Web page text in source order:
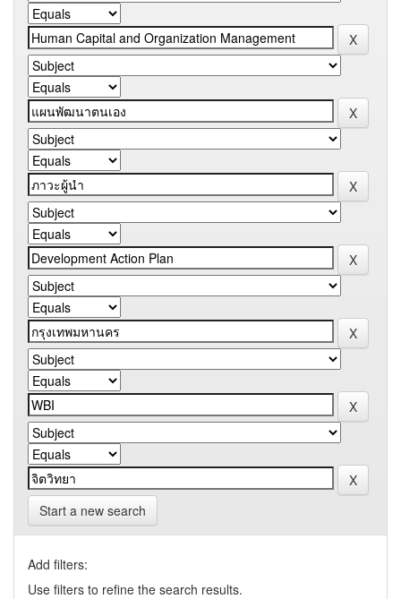
Start a new search
Add filters:
Use filters to refine the search results.